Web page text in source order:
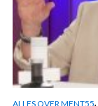
ALLES OVER MENT55,